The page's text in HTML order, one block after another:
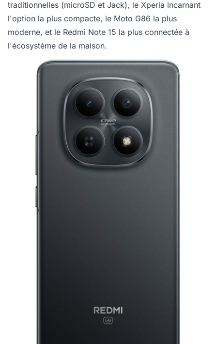
traditionnelles (microSD et Jack), le Xperia incarnant
l'option la plus compacte, le Moto G86 la plus
moderne, et le Redmi Note 15 la plus connectée à
l'écosystème de la maison.